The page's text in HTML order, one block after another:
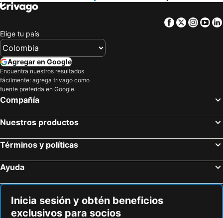
Facebook
Twitter
Elige tu país
Agregar en Google
Encuentra nuestros resultados
fácilmente: agrega trivago como
fuente preferida en Google.
Compañía
Nuestros productos
Términos y políticas
Ayuda
Inicia sesión y obtén beneficios
exclusivos para socios